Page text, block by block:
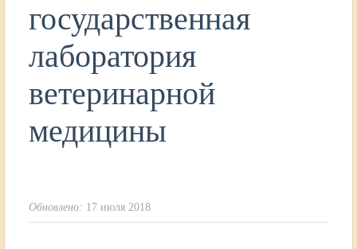
государственная
лаборатория
ветеринарной
медицины
Обновлено: 17 июля 2018